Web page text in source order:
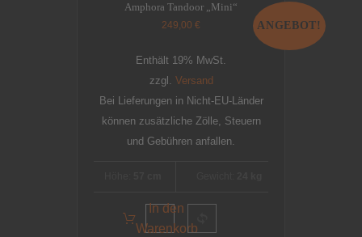
ANGEBOT!
Amphora Tandoor „Mini“
249,00 €
Enthält 19% MwSt.
zzgl. Versand
Bei Lieferungen in Nicht-EU-Länder
können zusätzliche Zölle, Steuern
und Gebühren anfallen.
In den
Warenkorb